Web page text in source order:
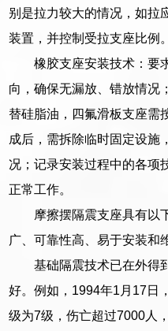
别是拉力较大的情况，如拉
装置，并控制受拉支座比例。
橡胶支座安装技术：要
向，确保无漏放、错放情况
替硅脂油，四氟滑板支座需
成后，需拆除临时固定设施
况；记录安装过程中的各项
正常工作。
摩擦摆隔震支座具有以
广、可靠性高、易于安装和
基础隔震技术已在外得
好。例如，1994年1月17日
级为7级，伤亡超过7000人